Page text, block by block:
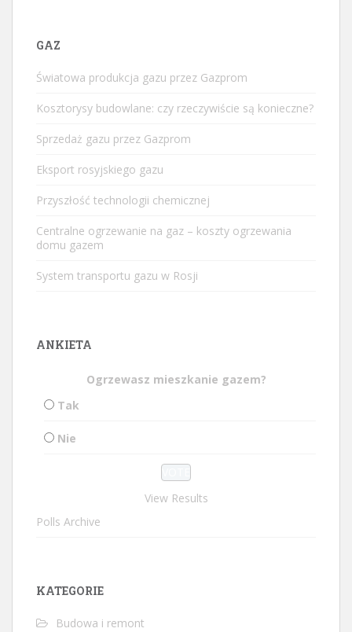
GAZ
Światowa produkcja gazu przez Gazprom
Kosztorysy budowlane: czy rzeczywiście są konieczne?
Sprzedaż gazu przez Gazprom
Eksport rosyjskiego gazu
Przyszłość technologii chemicznej
Centralne ogrzewanie na gaz – koszty ogrzewania
domu gazem
System transportu gazu w Rosji
ANKIETA
Ogrzewasz mieszkanie gazem?
Tak
Nie
View Results
Polls Archive
KATEGORIE
Budowa i remont